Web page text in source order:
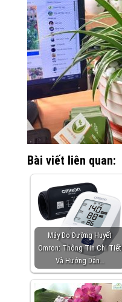
Bài viết liên quan:
Máy Đo Đường Huyết
Omron: Thông Tin Chi Tiết
Và Hướng Dẫn…